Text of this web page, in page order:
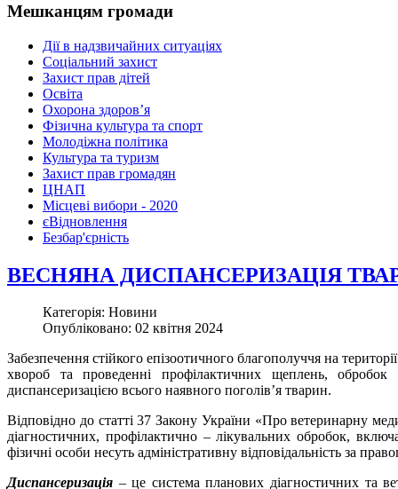
Мешканцям громади
Дії в надзвичайних ситуаціях
Соціальний захист
Захист прав дітей
Освіта
Охорона здоров’я
Фізична культура та спорт
Молодіжна політика
Культура та туризм
Захист прав громадян
ЦНАП
Місцеві вибори - 2020
єВідновлення
Безбар'єрність
ВЕСНЯНА ДИСПАНСЕРИЗАЦІЯ
Категорія: Новини
Опубліковано: 02 квітня 2024
Забезпечення стійкого епізоотичного благополуччя на
хвороб та проведенні профілактичних щеплень,
диспансеризацією всього наявного поголів’я тварин.
Відповідно до статті 37 Закону України «Про ветеринарну
діагностичних, профілактично – лікувальних обробок,
фізичні особи несуть адміністративну відповідальність за
Диспансеризація – це система планових діагностичних та